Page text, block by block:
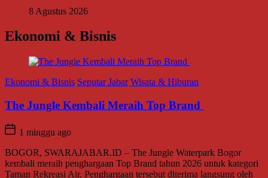
8 Agustus 2026
Ekonomi & Bisnis
Ekonomi & Bisnis Seputar Jabar Wisata & Hiburan
The Jungle Kembali Meraih Top Brand
1 minggu ago
BOGOR, SWARAJABAR.ID – The Jungle Waterpark Bogor
kembali meraih penghargaan Top Brand tahun 2026 untuk kategori
Taman Rekreasi Air. Penghargaan tersebut diterima langsung oleh